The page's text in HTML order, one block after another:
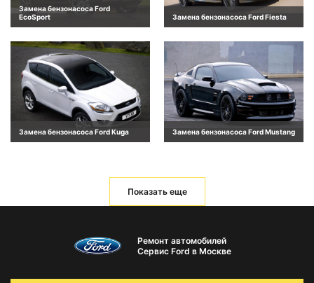
Замена бензонасоса Ford
EcoSport
Замена бензонасоса Ford Fiesta
Замена бензонасоса Ford Kuga Замена бензонасоса Ford Mustang
Показать еще
Ремонт автомобилей
Сервис Ford в Москве